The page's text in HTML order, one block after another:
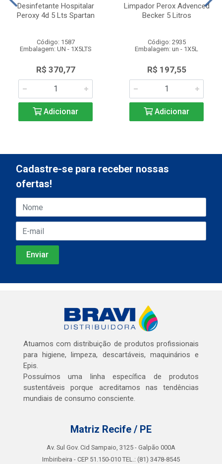
Desinfetante Hospitalar
Peroxy 4d 5 Lts Spartan
Código: 1587
Embalagem: UN - 1X5LTS
R$ 370,77
Adicionar
Limpador Perox Advenced
Becker 5 Litros
Código: 2935
Embalagem: un - 1X5L
R$ 197,55
Adicionar
Cadastre-se para receber nossas
ofertas!
Atuamos com distribuição de produtos profissionais
para higiene, limpeza, descartáveis, maquinários e
Epis.
Possuímos uma linha específica de produtos
sustentáveis porque acreditamos nas tendências
mundiais de consumo consciente.
Matriz Recife / PE
Av. Sul Gov. Cid Sampaio, 3125 - Galpão 000A
Imbiribeira - CEP 51.150-010 TEL.: (81) 3478-8545